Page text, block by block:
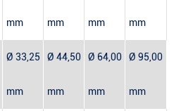
mm mm mm mm
Ø 33,25
mm
Ø 44,50
mm
Ø 64,00
mm
Ø 95,00
mm